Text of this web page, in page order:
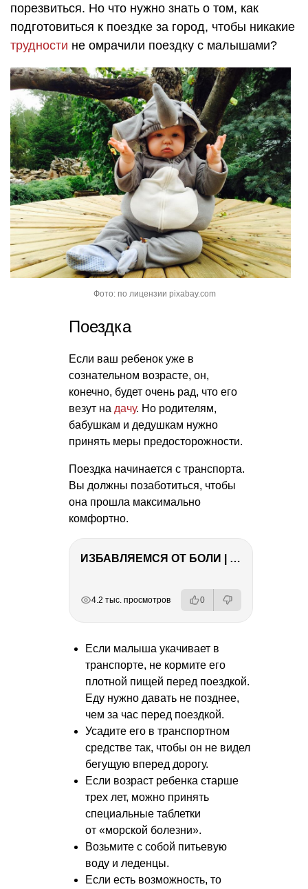
порезвиться. Но что нужно знать о том, как
подготовиться к поездке за город, чтобы никакие
трудности не омрачили поездку с малышами?
Фото: по лицензии pixabay.com
Поездка
Если ваш ребенок уже в
сознательном возрасте, он,
конечно, будет очень рад, что его
везут на дачу. Но родителям,
бабушкам и дедушкам нужно
принять меры предосторожности.
Поездка начинается с транспорта.
Вы должны позаботиться, чтобы
она прошла максимально
комфортно.
ИЗБАВЛЯЕМСЯ ОТ БОЛИ | Важность режима и питания
4.2 тыс. просмотров 0
Если малыша укачивает в
транспорте, не кормите его
плотной пищей перед поездкой.
Еду нужно давать не позднее,
чем за час перед поездкой.
Усадите его в транспортном
средстве так, чтобы он не видел
бегущую вперед дорогу.
Если возраст ребенка старше
трех лет, можно принять
специальные таблетки
от «морской болезни».
Возьмите с собой питьевую
воду и леденцы.
Если есть возможность, то